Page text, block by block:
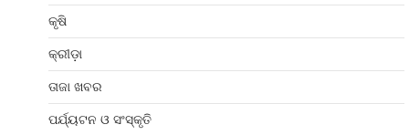
କୃଷି
କ୍ରୀଡ଼ା
ତାଜା ଖବର
ପର୍ଯ୍ୟଟନ ଓ ସଂସ୍କୃତି